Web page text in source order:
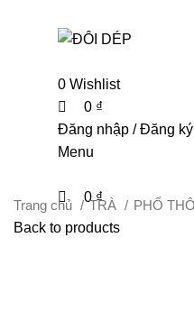
0 Wishlist
0 ₫
Đăng nhập / Đăng ký
Menu
0₫
Trang chủ TRÀ PHỔ
Back to products